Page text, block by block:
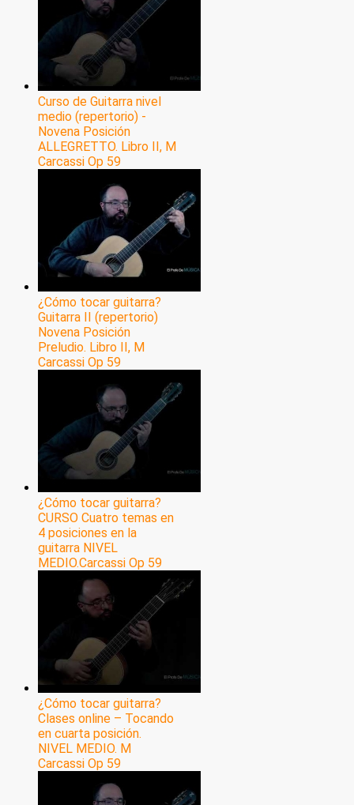
Curso de Guitarra nivel
medio (repertorio) -
Novena Posición
ALLEGRETTO. Libro II, M
Carcassi Op 59
¿Cómo tocar guitarra?
Guitarra II (repertorio)
Novena Posición
Preludio. Libro II, M
Carcassi Op 59
¿Cómo tocar guitarra?
CURSO Cuatro temas en
4 posiciones en la
guitarra NIVEL
MEDIO.Carcassi Op 59
¿Cómo tocar guitarra?
Clases online – Tocando
en cuarta posición.
NIVEL MEDIO. M
Carcassi Op 59